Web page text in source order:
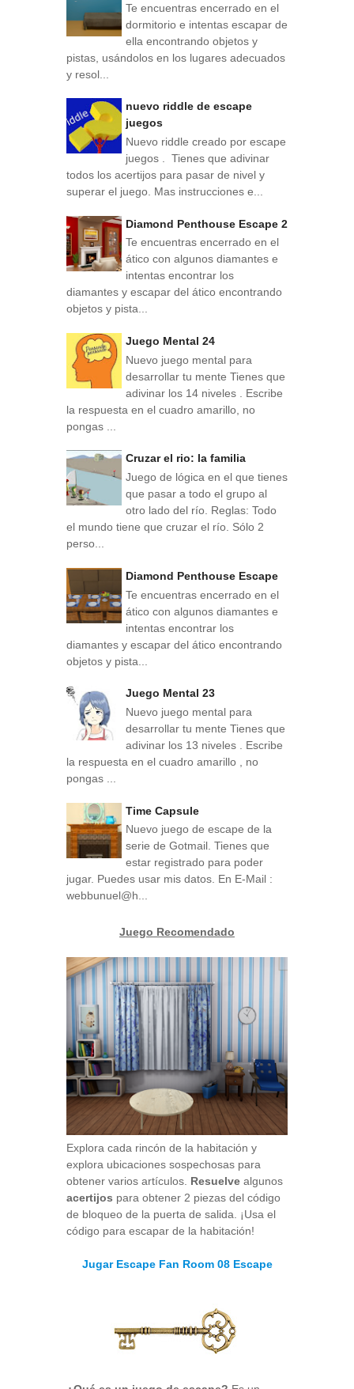
Te encuentras encerrado en el
dormitorio e intentas escapar de
ella encontrando objetos y
pistas, usándolos en los lugares adecuados
y resol...
nuevo riddle de escape
juegos
Nuevo riddle creado por escape
juegos . Tienes que adivinar
todos los acertijos para pasar de nivel y
superar el juego. Mas instrucciones e...
Diamond Penthouse Escape 2
Te encuentras encerrado en el
ático con algunos diamantes e
intentas encontrar los
diamantes y escapar del ático encontrando
objetos y pista...
Juego Mental 24
Nuevo juego mental para
desarrollar tu mente Tienes que
adivinar los 14 niveles . Escribe
la respuesta en el cuadro amarillo, no
pongas ...
Cruzar el rio: la familia
Juego de lógica en el que tienes
que pasar a todo el grupo al
otro lado del río. Reglas: Todo
el mundo tiene que cruzar el río. Sólo 2
perso...
Diamond Penthouse Escape
Te encuentras encerrado en el
ático con algunos diamantes e
intentas encontrar los
diamantes y escapar del ático encontrando
objetos y pista...
Juego Mental 23
Nuevo juego mental para
desarrollar tu mente Tienes que
adivinar los 13 niveles . Escribe
la respuesta en el cuadro amarillo , no
pongas ...
Time Capsule
Nuevo juego de escape de la
serie de Gotmail. Tienes que
estar registrado para poder
jugar. Puedes usar mis datos. En E-Mail :
webbunuel@h...
Juego Recomendado
Explora cada rincón de la habitación y
explora ubicaciones sospechosas para
obtener varios artículos. Resuelve algunos
acertijos para obtener 2 piezas del código
de bloqueo de la puerta de salida. ¡Usa el
código para escapar de la habitación!
Jugar Escape Fan Room 08 Escape